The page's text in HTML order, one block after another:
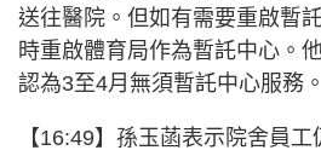
送往醫院。但如有需要重啟暫
時重啟體育局作為暫託中心。
認為3至4月無須暫託中心服務。
【16:49】孫玉菡表示院舍員